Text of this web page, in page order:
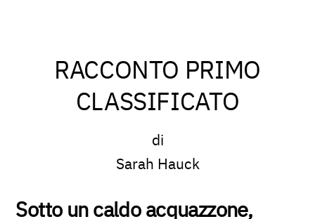
RACCONTO PRIMO
CLASSIFICATO
di
Sarah Hauck
Sotto un caldo acquazzone,